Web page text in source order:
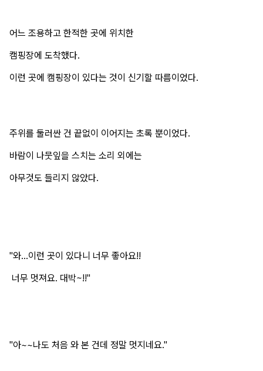
어느 조용하고 한적한 곳에 위치한
캠핑장에 도착했다.
이런 곳에 캠핑장이 있다는 것이 신기할 따름이었다.
주위를 둘러싼 건 끝없이 이어지는 초록 뿐이었다.
바람이 나뭇잎을 스치는 소리 외에는
아무것도 들리지 않았다.
"와...이런 곳이 있다니 너무 좋아요!!
너무 멋져요. 대박~!!"
"아~~나도 처음 와 본 건데 정말 멋지네요."